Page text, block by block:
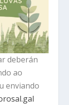
deberán
ao
enviando